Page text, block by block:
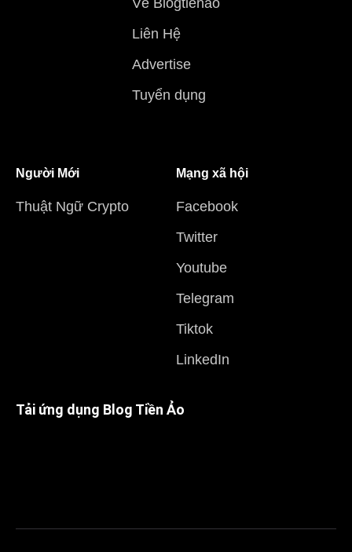
Về Blogtienao
Liên Hệ
Advertise
Tuyển dụng
Người Mới
Thuật Ngữ Crypto
Mạng xã hội
Facebook
Twitter
Youtube
Telegram
Tiktok
LinkedIn
Tải ứng dụng Blog Tiền Ảo